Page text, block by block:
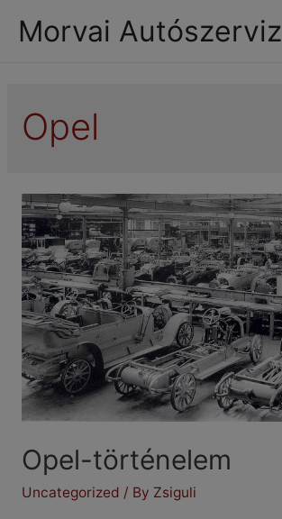
Morvai Autószerviz
Opel
Opel-történelem
Uncategorized / By Zsiguli